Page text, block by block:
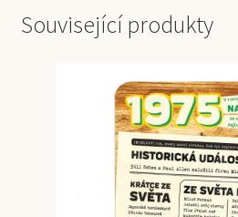
Související produkty